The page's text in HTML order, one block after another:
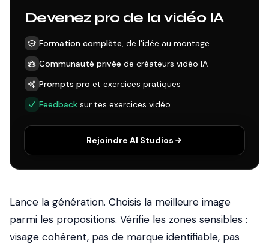
Devenez pro de la vidéo IA
Formation complète, de l'idée au montage
Communauté privée de créateurs vidéo IA
Prompts pro et exercices pratiques
Feedback sur tes exercices vidéo
Rejoindre AI Studios
Lance la génération. Choisis la meilleure image
parmi les propositions. Vérifie les zones sensibles :
visage cohérent, pas de marque identifiable, pas